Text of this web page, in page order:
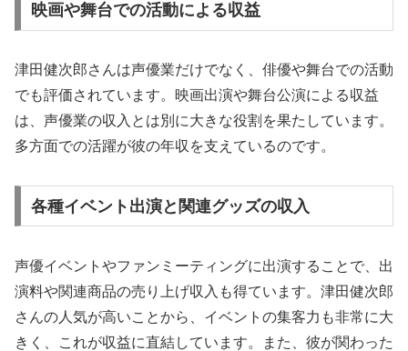
映画や舞台での活動による収益
津田健次郎さんは声優業だけでなく、俳優や舞台での活動
でも評価されています。映画出演や舞台公演による収益
は、声優業の収入とは別に大きな役割を果たしています。
多方面での活躍が彼の年収を支えているのです。
各種イベント出演と関連グッズの収入
声優イベントやファンミーティングに出演することで、出
演料や関連商品の売り上げ収入も得ています。津田健次郎
さんの人気が高いことから、イベントの集客力も非常に大
きく、これが収益に直結しています。また、彼が関わった